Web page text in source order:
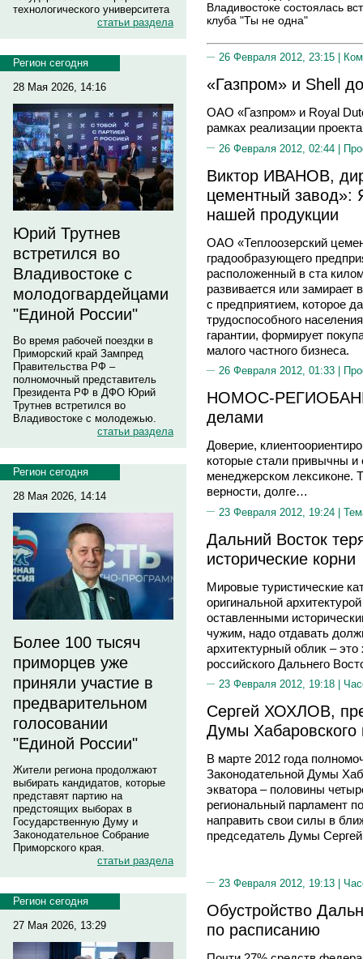
технологического университета
статьи раздела
Регион сегодня
28 Мая 2026, 14:16
Юрий Трутнев
встретился во
Владивостоке с
молодогвардейцами
"Единой России"
Во время рабочей поездки в
Приморский край Зампред
Правительства РФ –
полномочный представитель
Президента РФ в ДФО Юрий
Трутнев встретился во
Владивостоке с молодежью.
статьи раздела
Регион сегодня
28 Мая 2026, 14:14
Более 100 тысяч
приморцев уже
приняли участие в
предварительном
голосовании
"Единой России"
Жители региона продолжают
выбирать кандидатов, которые
представят партию на
предстоящих выборах в
Государственную Думу и
Законодательное Собрание
Приморского края.
статьи раздела
Регион сегодня
27 Мая 2026, 13:29
Владивостоке состоялась
клуба "Ты не одна"
26 Февраля 2012, 23:15 |
«Газпром» и Shell
ОАО «Газпром» и Royal
рамках реализации
26 Февраля 2012, 02:44 |
Виктор ИВАНОВ,
цементный завод»:
нашей продукции
ОАО «Теплоозерский
градообразующего
расположенный в ста
развивается или
с предприятием, которое
трудоспособного
гарантии, формирует
малого частного бизнеса.
26 Февраля 2012, 01:33 |
НОМОС-
делами
Доверие,
которые стали привычны и
менеджерском лексиконе.
верности, долге…
23 Февраля 2012, 19:24 |
Дальний Восток
исторические корни
Мировые туристические
оригинальной
оставленными
чужим, надо отдавать
архитектурный облик – это
российского Дальнего
23 Февраля 2012, 19:18 |
Сергей ХОХЛОВ,
Думы Хабаровского
В марте 2012 года
Законодательной Думы
экватора – половины
региональный парламент
направить свои силы в
председатель Думы
23 Февраля 2012, 19:13 |
Обустройство
по расписанию